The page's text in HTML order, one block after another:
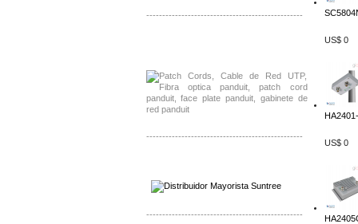
-------------------------------------------------
-------------------------------------------------
-------------------------------------------------
US$ 0
HA2401-
US$ 0